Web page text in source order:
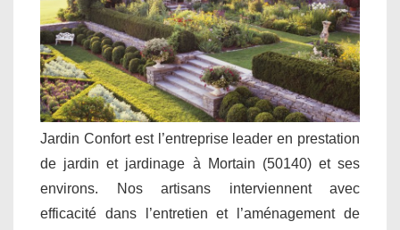
Jardin Confort est l’entreprise leader en prestation
de jardin et jardinage à Mortain (50140) et ses
environs. Nos artisans interviennent avec
efficacité dans l’entretien et l’aménagement de